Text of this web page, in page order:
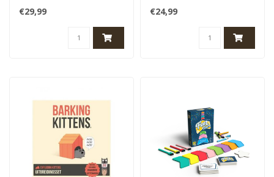
teams of 1-tegen1: Chicken
of H..
€29,99
Hét party spel van 2023
kom..
€24,99